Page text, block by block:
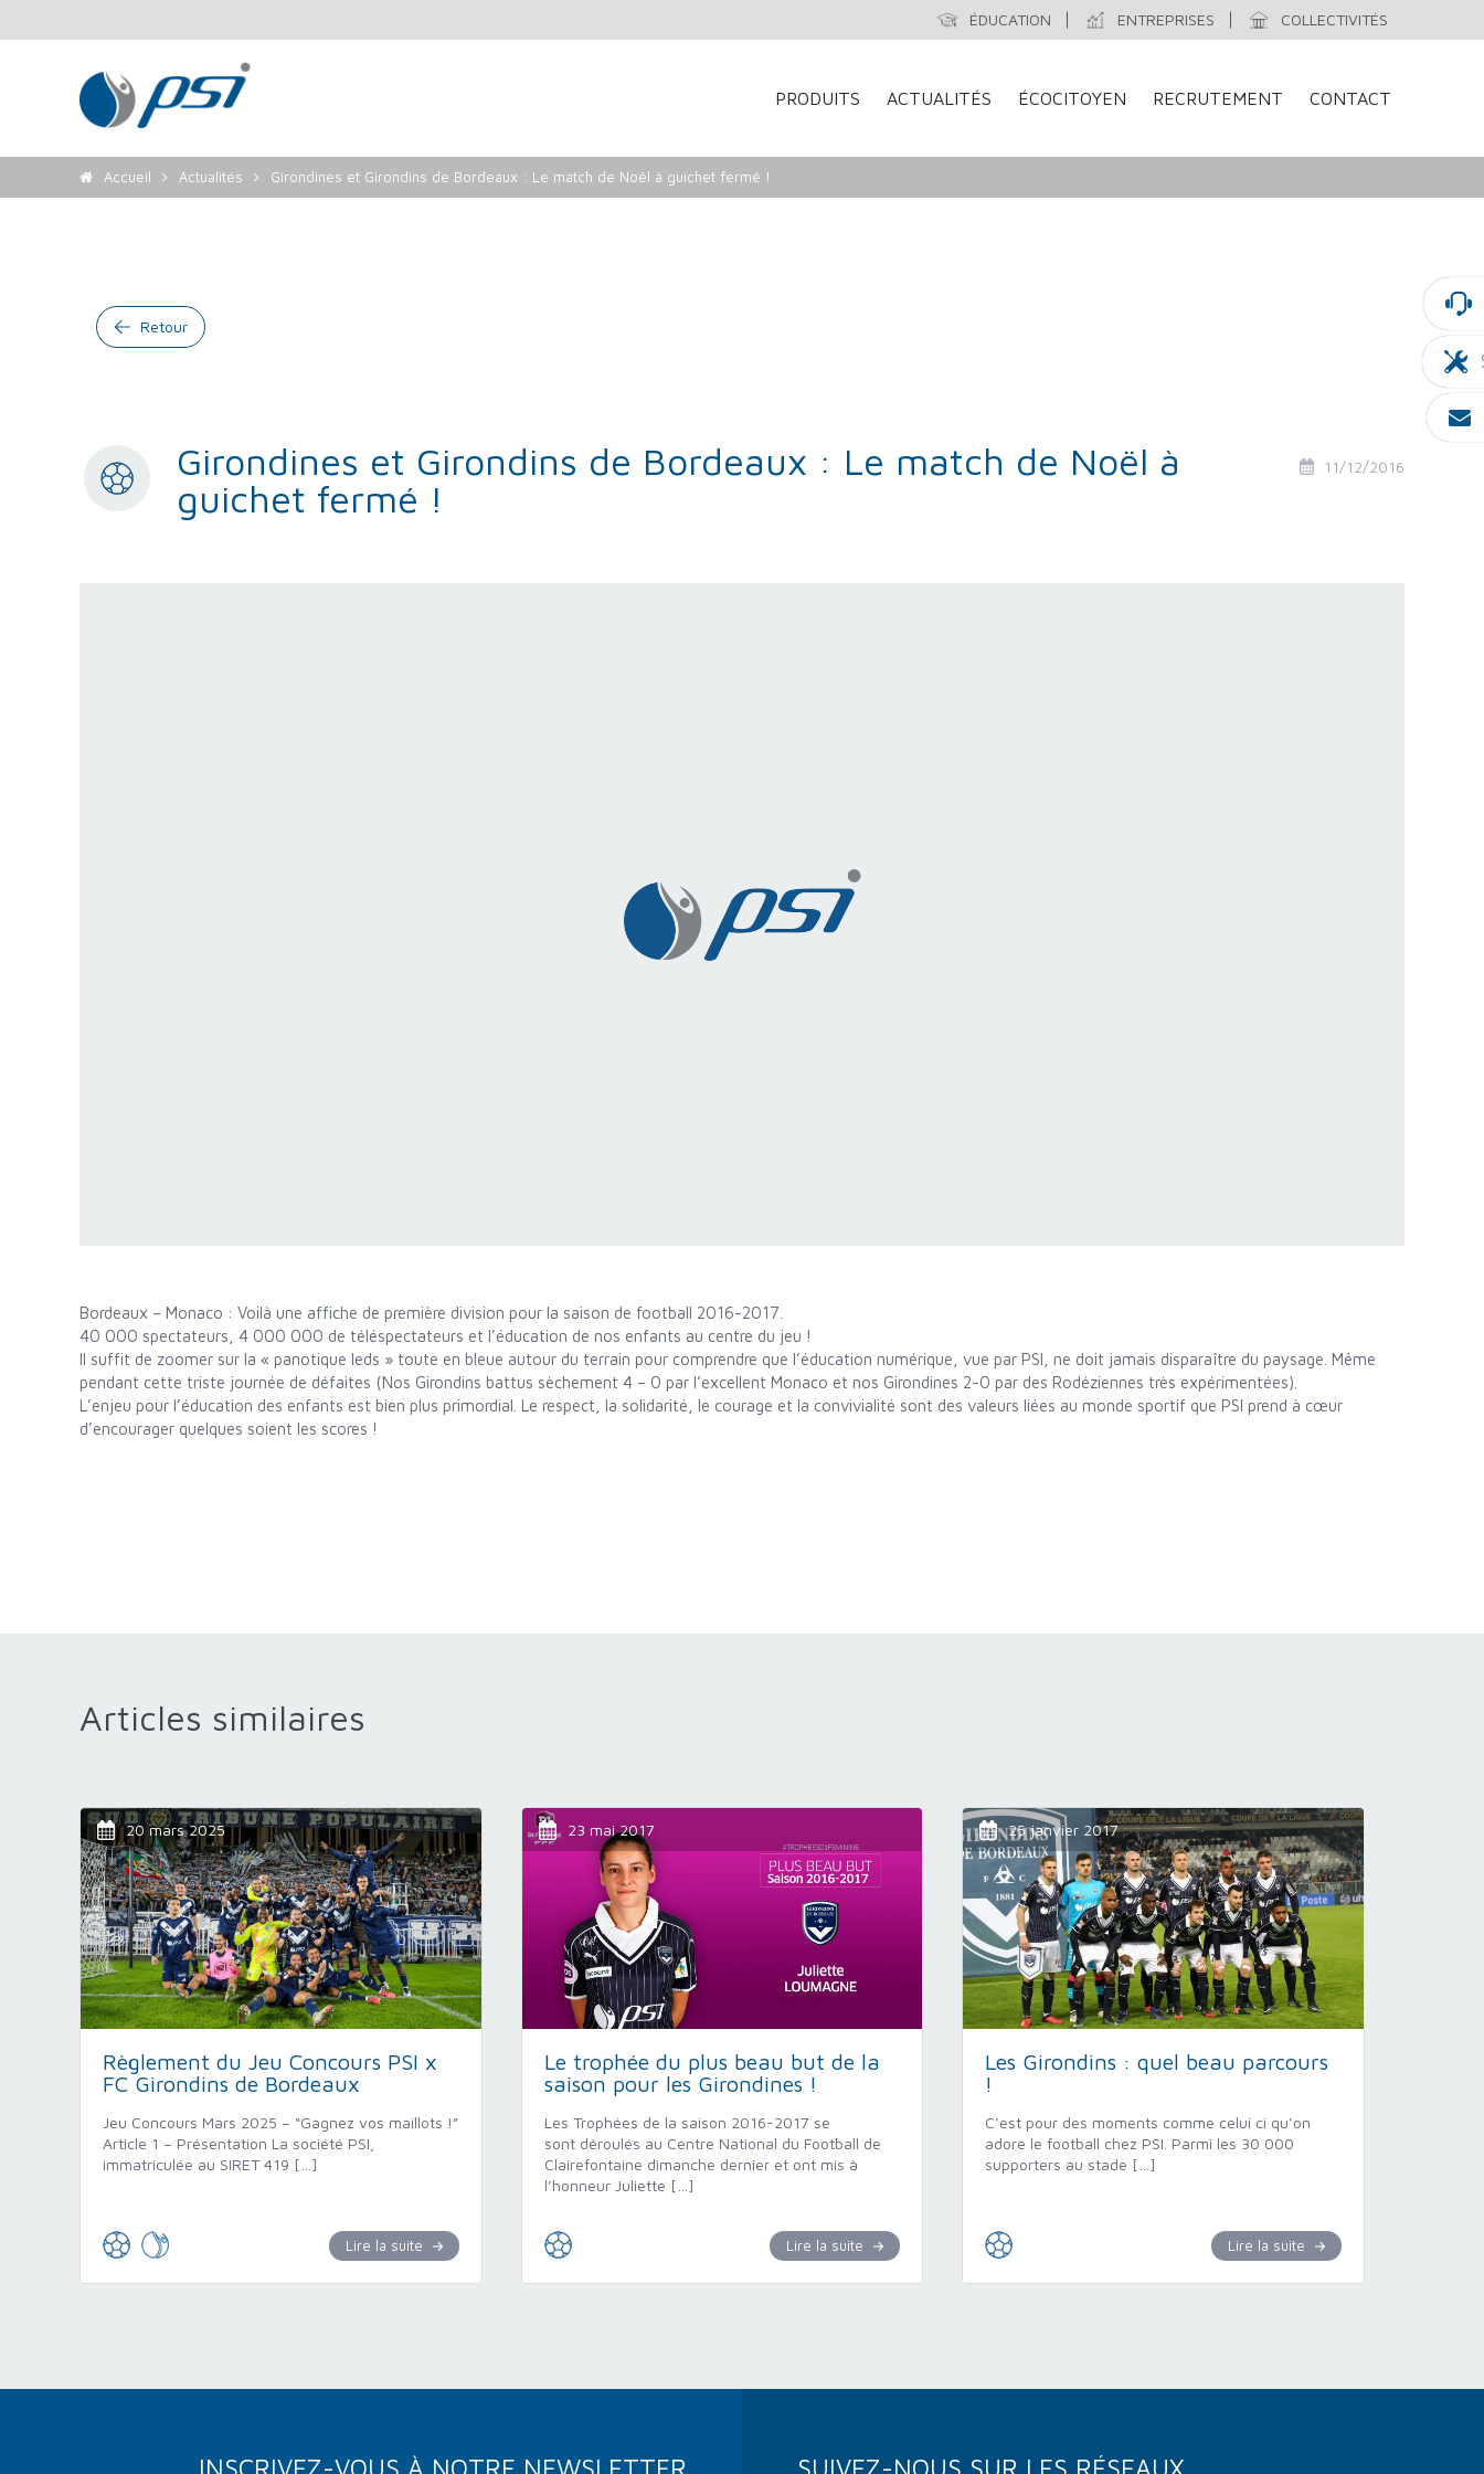
ÉDUCATION ENTREPRISES COLLECTIVITÉS
PRODUITS ACTUALITÉS ÉCOCITOYEN RECRUTEMENT CONTACT
Accueil Actualités Girondines et Girondins de Bordeaux : Le match de Noël à guichet fermé !
Retour
Girondines et Girondins de Bordeaux : Le match de Noël à
guichet fermé !
11/12/2016
Bordeaux – Monaco : Voilà une affiche de première division pour la saison de football 2016-2017.
40 000 spectateurs, 4 000 000 de téléspectateurs et l’éducation de nos enfants au centre du jeu !
Il suffit de zoomer sur la « panotique leds » toute en bleue autour du terrain pour comprendre que l’éducation numérique, vue par PSI, ne doit jamais disparaître du paysage. Même
pendant cette triste journée de défaites (Nos Girondins battus sèchement 4 – 0 par l’excellent Monaco et nos Girondines 2-0 par des Rodéziennes très expérimentées).
L’enjeu pour l’éducation des enfants est bien plus primordial. Le respect, la solidarité, le courage et la convivialité sont des valeurs liées au monde sportif que PSI prend à cœur
d’encourager quelques soient les scores !
Articles similaires
20 mars 2025
Règlement du Jeu Concours PSI x
FC Girondins de Bordeaux
Jeu Concours Mars 2025 – “Gagnez vos maillots !”
Article 1 – Présentation La société PSI,
immatriculée au SIRET 419 […]
Lire la suite
23 mai 2017
Le trophée du plus beau but de la
saison pour les Girondines !
Les Trophées de la saison 2016-2017 se
sont déroulés au Centre National du Football de
Clairefontaine dimanche dernier et ont mis à
l’honneur Juliette […]
Lire la suite
25 janvier 2017
Les Girondins : quel beau parcours
!
C’est pour des moments comme celui ci qu’on
adore le football chez PSI. Parmi les 30 000
supporters au stade […]
Lire la suite
INSCRIVEZ-VOUS À NOTRE NEWSLETTER SUIVEZ-NOUS SUR LES RÉSEAUX